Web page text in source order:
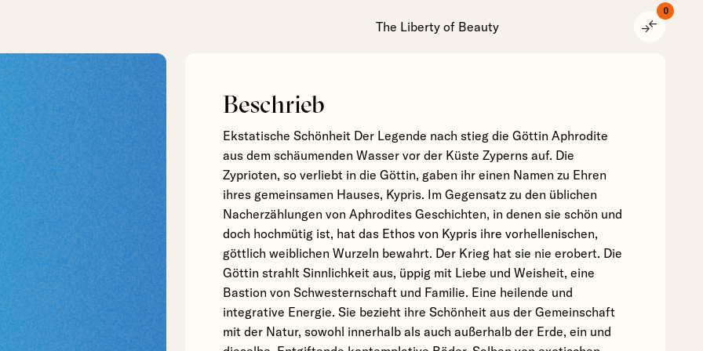
The Liberty of Beauty compare_arrows
0
Beschrieb
Ekstatische Schönheit Der Legende nach stieg die Göttin Aphrodite
aus dem schäumenden Wasser vor der Küste Zyperns auf. Die
Zyprioten, so verliebt in die Göttin, gaben ihr einen Namen zu Ehren
ihres gemeinsamen Hauses, Kypris. Im Gegensatz zu den üblichen
Nacherzählungen von Aphrodites Geschichten, in denen sie schön und
doch hochmütig ist, hat das Ethos von Kypris ihre vorhellenischen,
göttlich weiblichen Wurzeln bewahrt. Der Krieg hat sie nie erobert. Die
Göttin strahlt Sinnlichkeit aus, üppig mit Liebe und Weisheit, eine
Bastion von Schwesternschaft und Familie. Eine heilende und
integrative Energie. Sie bezieht ihre Schönheit aus der Gemeinschaft
mit der Natur, sowohl innerhalb als auch außerhalb der Erde, ein und